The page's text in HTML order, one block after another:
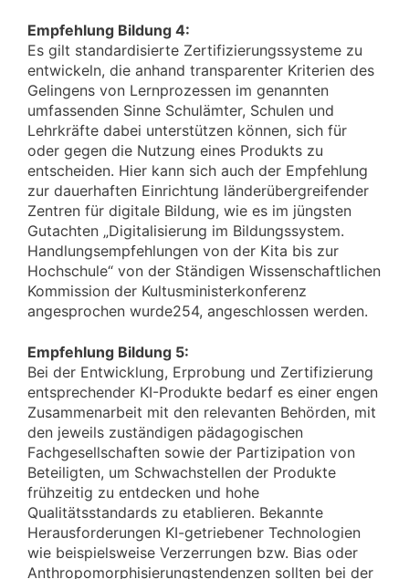
Empfehlung Bildung 4:
Es gilt standardisierte Zertifizierungssysteme zu
entwickeln, die anhand transparenter Kriterien des
Gelingens von Lernprozessen im genannten
umfassenden Sinne Schulämter, Schulen und
Lehrkräfte dabei unterstützen können, sich für
oder gegen die Nutzung eines Produkts zu
entscheiden. Hier kann sich auch der Empfehlung
zur dauerhaften Einrichtung länderübergreifender
Zentren für digitale Bildung, wie es im jüngsten
Gutachten „Digitalisierung im Bildungssystem.
Handlungsempfehlungen von der Kita bis zur
Hochschule“ von der Ständigen Wissenschaftlichen
Kommission der Kultusministerkonferenz
angesprochen wurde254, angeschlossen werden.
Empfehlung Bildung 5:
Bei der Entwicklung, Erprobung und Zertifizierung
entsprechender KI-Produkte bedarf es einer engen
Zusammenarbeit mit den relevanten Behörden, mit
den jeweils zuständigen pädagogischen
Fachgesellschaften sowie der Partizipation von
Beteiligten, um Schwachstellen der Produkte
frühzeitig zu entdecken und hohe
Qualitätsstandards zu etablieren. Bekannte
Herausforderungen KI-getriebener Technologien
wie beispielsweise Verzerrungen bzw. Bias oder
Anthropomorphisierungstendenzen sollten bei der